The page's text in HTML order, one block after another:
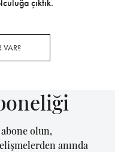
çıktık.
VAR?
olun,
anında